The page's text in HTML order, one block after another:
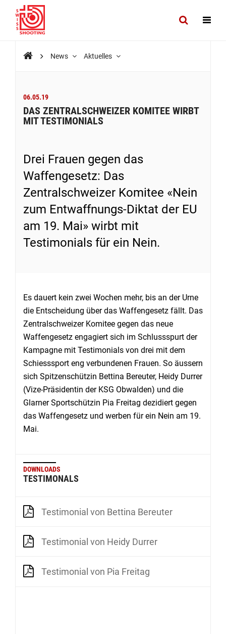
News Aktuelles
06.05.19
DAS ZENTRALSCHWEIZER KOMITEE WIRBT
MIT TESTIMONIALS
Drei Frauen gegen das
Waffengesetz: Das
Zentralschweizer Komitee «Nein
zum Entwaffnungs-Diktat der EU
am 19. Mai» wirbt mit
Testimonials für ein Nein.
Es dauert kein zwei Wochen mehr, bis an der Urne
die Entscheidung über das Waffengesetz fällt. Das
Zentralschweizer Komitee gegen das neue
Waffengesetz engagiert sich im Schlussspurt der
Kampagne mit Testimonials von drei mit dem
Schiesssport eng verbundenen Frauen. So äussern
sich Spitzenschützin Bettina Bereuter, Heidy Durrer
(Vize-Präsidentin der KSG Obwalden) und die
Glarner Sportschützin Pia Freitag dezidiert gegen
das Waffengesetz und werben für ein Nein am 19.
Mai.
DOWNLOADS
TESTIMONALS
Testimonial von Bettina Bereuter
Testimonial von Heidy Durrer
Testimonial von Pia Freitag